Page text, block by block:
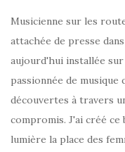
Musicienne sur les
attachée de presse
aujourd'hui installée
passionnée de
découvertes à travers
compromis. J'ai créé
lumière la place des